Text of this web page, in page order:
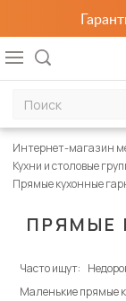
ПРЯМЫЕ
Интернет-магазин
Кухни и столовые
Прямые кухонные
Часто ищут:
Маленькие прямые